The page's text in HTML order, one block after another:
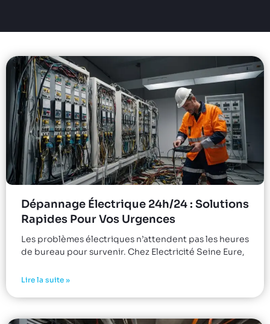
Dépannage Électrique 24h/24 : Solutions
Rapides Pour Vos Urgences
Les problèmes électriques n’attendent pas les heures
de bureau pour survenir. Chez Electricité Seine Eure,
Lire la suite »